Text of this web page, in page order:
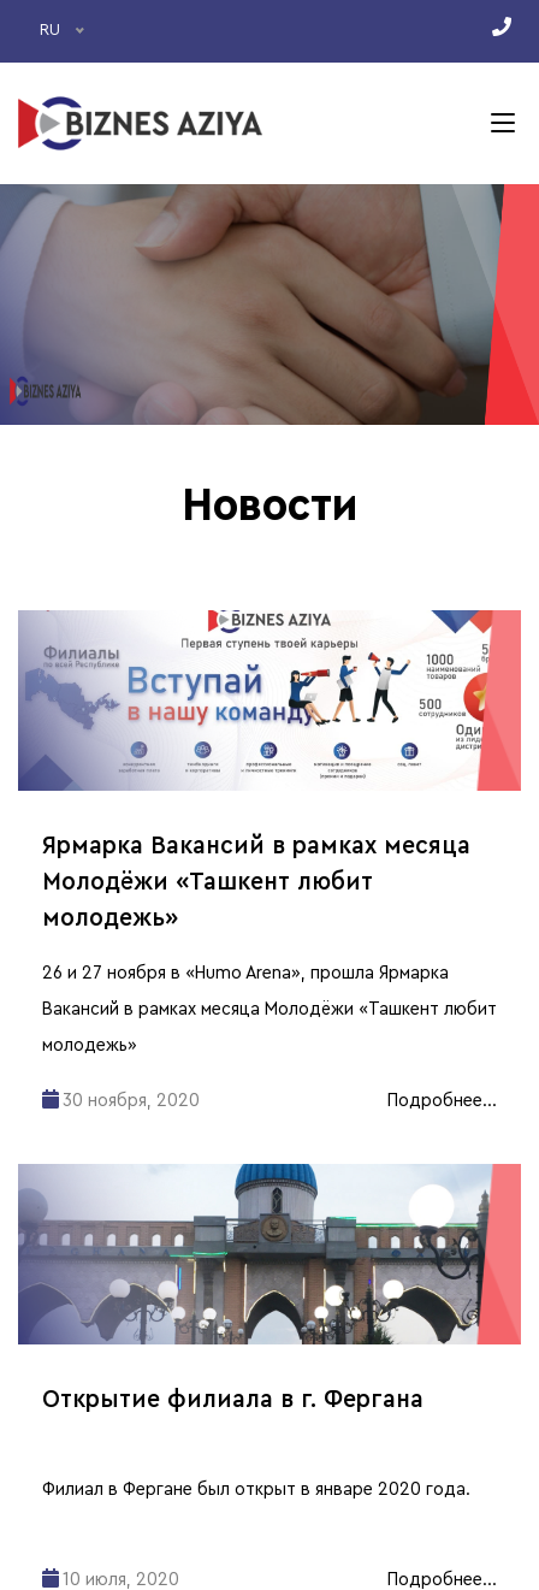
RU
Новости
Ярмарка Вакансий в рамках месяца
Молодёжи «Ташкент любит
молодежь»
26 и 27 ноября в «Humo Arena», прошла Ярмарка
Вакансий в рамках месяца Молодёжи «Ташкент любит
молодежь»
30 ноября, 2020 Подробнее...
Открытие филиала в г. Фергана
Филиал в Фергане был открыт в январе 2020 года.
10 июля, 2020 Подробнее...